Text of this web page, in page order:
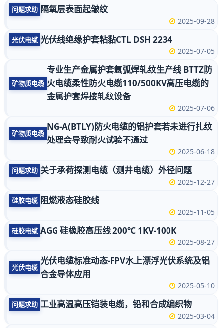
问题求助 隔氧层表面起皱纹
2025-09-28
光伏电缆 光伏线绝缘护套粘黏CTL DSH 2234
2025-07-05
矿物质电缆
专业生产金属护套氩弧焊轧纹生产线 BTTZ防
火电缆柔性防火电缆110/500KV高压电缆的
金属护套焊接轧纹设备
2025-07-06
矿物质电缆
NG-A(BTLY)防火电缆的铝护套若未进行扎纹
处理会导致耐火试验不通过
2025-06-18
问题求助 关于承荷探测电缆（测井电缆）外径问题
2025-12-27
硅胶电缆 阻燃液态硅胶线
2025-11-05
硅胶电缆 AGG 硅橡胶高压线 200℃ 1KV-100K
2025-08-27
光伏电缆
光伏电缆标准动态-FPV水上漂浮光伏系统及铝
合金导体应用
2025-05-10
问题求助 工业高温高压铠装电缆，铅和合成编织物
2025-03-04